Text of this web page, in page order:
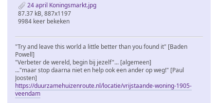
24 april Koningsmarkt.jpg
87.37 kB, 887x1197
9984 keer bekeken
"Try and leave this world a little better than you found it" [Baden
Powell]
"Verbeter de wereld, begin bij jezelf"... [algemeen]
..."maar stop daarna niet en help ook een ander op weg!" [Paul
Joosten]
https://duurzamehuizenroute.nl/locatie/vrijstaande-woning-1905-
veendam